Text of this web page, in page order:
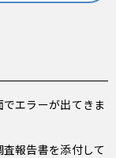
エラーが出てきま
報告書を添付して